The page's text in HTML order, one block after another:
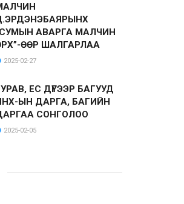
АВАРГА МАЛЧИН
ӨӨР ШАЛГАРЛАА
2025-02-27
ЕС ДҮГЭЭР БАГУУД
ЫН ДАРГА, БАГИЙН
СОНГОЛОО
2025-02-05